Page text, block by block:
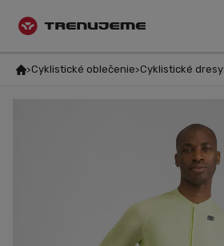
Cyklistické oblečenie Cyklistické dresy